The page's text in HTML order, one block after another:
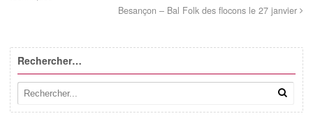
Besançon – Bal Folk des flocons le 27 janvier
Rechercher…